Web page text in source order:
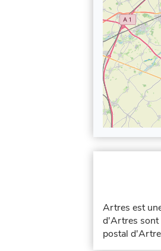
Artres est
d'Artres sont
postal